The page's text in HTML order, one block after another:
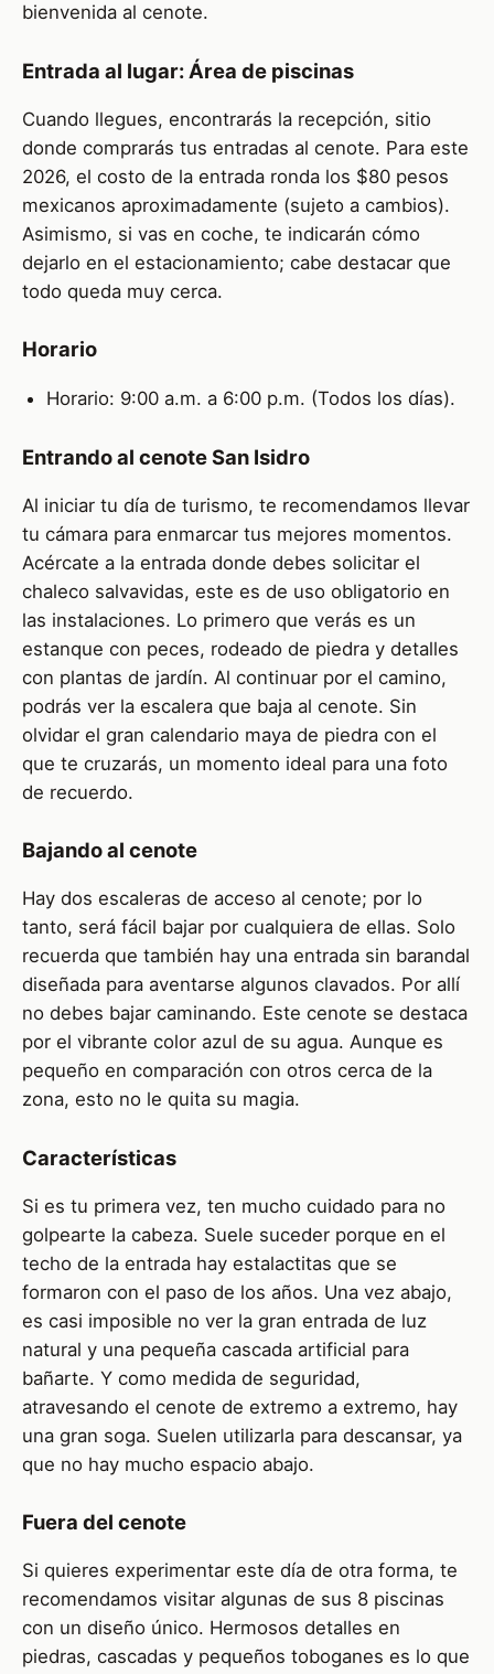
bienvenida al cenote.
Entrada al lugar: Área de piscinas
Cuando llegues, encontrarás la recepción, sitio
donde comprarás tus entradas al cenote. Para este
2026, el costo de la entrada ronda los $80 pesos
mexicanos aproximadamente (sujeto a cambios).
Asimismo, si vas en coche, te indicarán cómo
dejarlo en el estacionamiento; cabe destacar que
todo queda muy cerca.
Horario
Horario: 9:00 a.m. a 6:00 p.m. (Todos los días).
Entrando al cenote San Isidro
Al iniciar tu día de turismo, te recomendamos llevar
tu cámara para enmarcar tus mejores momentos.
Acércate a la entrada donde debes solicitar el
chaleco salvavidas, este es de uso obligatorio en
las instalaciones. Lo primero que verás es un
estanque con peces, rodeado de piedra y detalles
con plantas de jardín. Al continuar por el camino,
podrás ver la escalera que baja al cenote. Sin
olvidar el gran calendario maya de piedra con el
que te cruzarás, un momento ideal para una foto
de recuerdo.
Bajando al cenote
Hay dos escaleras de acceso al cenote; por lo
tanto, será fácil bajar por cualquiera de ellas. Solo
recuerda que también hay una entrada sin barandal
diseñada para aventarse algunos clavados. Por allí
no debes bajar caminando. Este cenote se destaca
por el vibrante color azul de su agua. Aunque es
pequeño en comparación con otros cerca de la
zona, esto no le quita su magia.
Características
Si es tu primera vez, ten mucho cuidado para no
golpearte la cabeza. Suele suceder porque en el
techo de la entrada hay estalactitas que se
formaron con el paso de los años. Una vez abajo,
es casi imposible no ver la gran entrada de luz
natural y una pequeña cascada artificial para
bañarte. Y como medida de seguridad,
atravesando el cenote de extremo a extremo, hay
una gran soga. Suelen utilizarla para descansar, ya
que no hay mucho espacio abajo.
Fuera del cenote
Si quieres experimentar este día de otra forma, te
recomendamos visitar algunas de sus 8 piscinas
con un diseño único. Hermosos detalles en
piedras, cascadas y pequeños toboganes es lo que